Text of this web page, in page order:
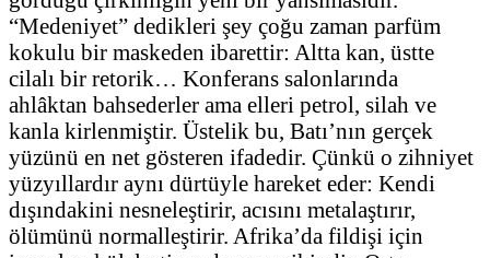
“Medeniyet” dedikleri şey çoğu zaman parfüm
kokulu bir maskeden ibarettir: Altta kan, üstte
cilalı bir retorik… Konferans salonlarında
ahlâktan bahsederler ama elleri petrol, silah ve
kanla kirlenmiştir. Üstelik bu, Batı’nın gerçek
yüzünü en net gösteren ifadedir. Çünkü o zihniyet
yüzyıllardır aynı dürtüyle hareket eder: Kendi
dışındakini nesneleştirir, acısını metalaştırır,
ölümünü normalleştirir. Afrika’da fildişi için